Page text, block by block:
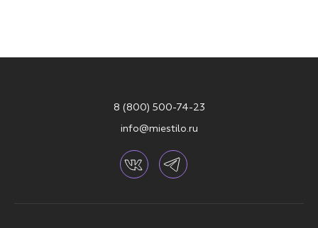
8 (800) 500-74-23
info@miestilo.ru